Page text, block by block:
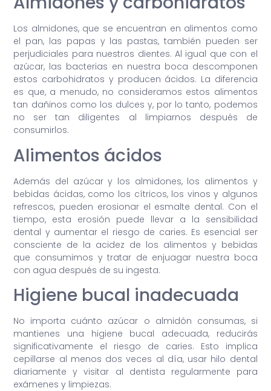
Los almidones, que se encuentran en alimentos como
el pan, las papas y las pastas, también pueden ser
perjudiciales para nuestros dientes. Al igual que con el
azúcar, las bacterias en nuestra boca descomponen
estos carbohidratos y producen ácidos. La diferencia
es que, a menudo, no consideramos estos alimentos
tan dañinos como los dulces y, por lo tanto, podemos
no ser tan diligentes al limpiarnos después de
consumirlos.
Alimentos ácidos
Además del azúcar y los almidones, los alimentos y
bebidas ácidas, como los cítricos, los vinos y algunos
refrescos, pueden erosionar el esmalte dental. Con el
tiempo, esta erosión puede llevar a la sensibilidad
dental y aumentar el riesgo de caries. Es esencial ser
consciente de la acidez de los alimentos y bebidas
que consumimos y tratar de enjuagar nuestra boca
con agua después de su ingesta.
Higiene bucal inadecuada
No importa cuánto azúcar o almidón consumas, si
mantienes una higiene bucal adecuada, reducirás
significativamente el riesgo de caries. Esto implica
cepillarse al menos dos veces al día, usar hilo dental
diariamente y visitar al dentista regularmente para
exámenes y limpiezas.